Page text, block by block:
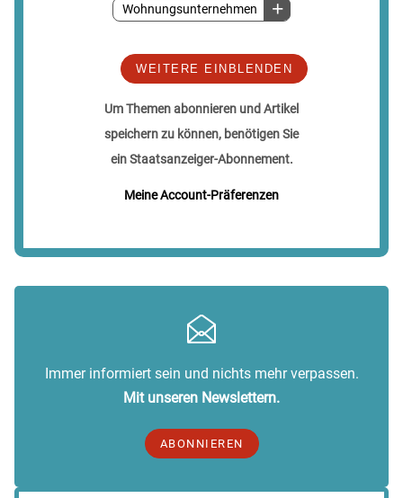
Wohnungsunternehmen
WEITERE EINBLENDEN
Um Themen abonnieren und Artikel
speichern zu können, benötigen Sie
ein Staatsanzeiger-Abonnement.
Meine Account-Präferenzen
Immer informiert sein und nichts mehr verpassen.
Mit unseren Newslettern.
ABONNIEREN